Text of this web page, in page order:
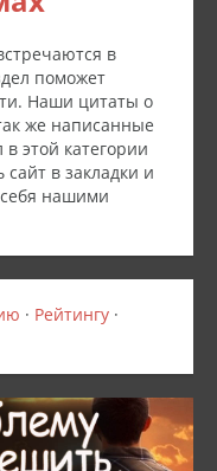
в
поможет
Наши цитаты о
же написанные
этой категории
сайт в закладки и
нашими
· Рейтингу ·